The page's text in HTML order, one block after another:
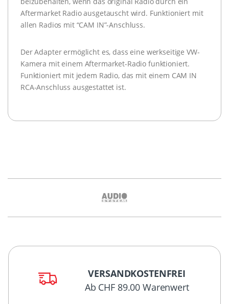
Aftermarket Radio ausgetauscht wird. Funktioniert mit
allen Radios mit “CAM IN”-Anschluss.
Der Adapter ermöglicht es, dass eine werkseitige VW-
Kamera mit einem Aftermarket-Radio funktioniert.
Funktioniert mit jedem Radio, das mit einem CAM IN
RCA-Anschluss ausgestattet ist.
VERSANDKOSTENFREI
Ab CHF 89.00 Warenwert